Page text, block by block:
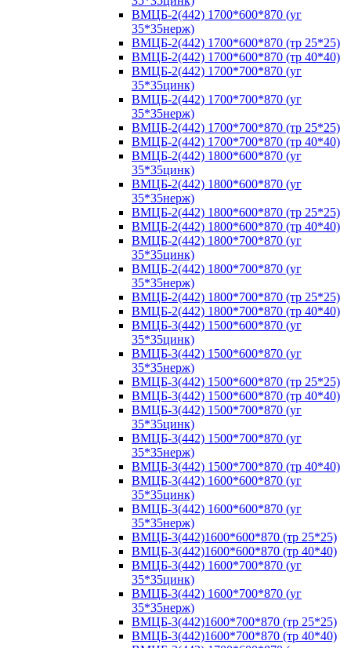
ВМЦБ-2(442) 1700*600*870 (уг
35*35нерж)
ВМЦБ-2(442) 1700*600*870 (тр 25*25)
ВМЦБ-2(442) 1700*600*870 (тр 40*40)
ВМЦБ-2(442) 1700*700*870 (уг
35*35цинк)
ВМЦБ-2(442) 1700*700*870 (уг
35*35нерж)
ВМЦБ-2(442) 1700*700*870 (тр 25*25)
ВМЦБ-2(442) 1700*700*870 (тр 40*40)
ВМЦБ-2(442) 1800*600*870 (уг
35*35цинк)
ВМЦБ-2(442) 1800*600*870 (уг
35*35нерж)
ВМЦБ-2(442) 1800*600*870 (тр 25*25)
ВМЦБ-2(442) 1800*600*870 (тр 40*40)
ВМЦБ-2(442) 1800*700*870 (уг
35*35цинк)
ВМЦБ-2(442) 1800*700*870 (уг
35*35нерж)
ВМЦБ-2(442) 1800*700*870 (тр 25*25)
ВМЦБ-2(442) 1800*700*870 (тр 40*40)
ВМЦБ-3(442) 1500*600*870 (уг
35*35цинк)
ВМЦБ-3(442) 1500*600*870 (уг
35*35нерж)
ВМЦБ-3(442) 1500*600*870 (тр 25*25)
ВМЦБ-3(442) 1500*600*870 (тр 40*40)
ВМЦБ-3(442) 1500*700*870 (уг
35*35цинк)
ВМЦБ-3(442) 1500*700*870 (уг
35*35нерж)
ВМЦБ-3(442) 1500*700*870 (тр 40*40)
ВМЦБ-3(442) 1600*600*870 (уг
35*35цинк)
ВМЦБ-3(442) 1600*600*870 (уг
35*35нерж)
ВМЦБ-3(442)1600*600*870 (тр 25*25)
ВМЦБ-3(442)1600*600*870 (тр 40*40)
ВМЦБ-3(442) 1600*700*870 (уг
35*35цинк)
ВМЦБ-3(442) 1600*700*870 (уг
35*35нерж)
ВМЦБ-3(442)1600*700*870 (тр 25*25)
ВМЦБ-3(442)1600*700*870 (тр 40*40)